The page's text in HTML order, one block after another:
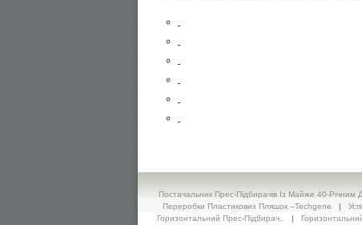
Постачальник Прес-Підбирачів Із Майже 40-Річним
Переробки Пластикових Пляшок –Techgene |
Горизонтальний Прес-Підбирач..
|